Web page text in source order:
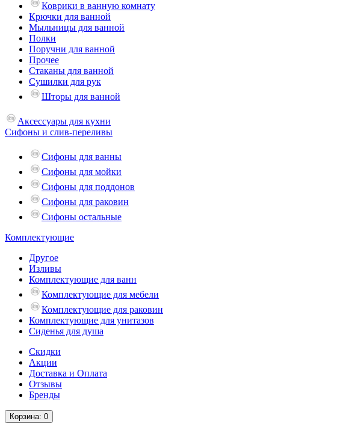
Коврики в ванную комнату
Крючки для ванной
Мыльницы для ванной
Полки
Поручни для ванной
Прочее
Стаканы для ванной
Сушилки для рук
Шторы для ванной
Аксессуары для кухни
Сифоны и слив-переливы
Сифоны для ванны
Сифоны для мойки
Сифоны для поддонов
Сифоны для раковин
Сифоны остальные
Комплектующие
Другое
Изливы
Комплектующие для ванн
Комплектующие для мебели
Комплектующие для раковин
Комплектующие для унитазов
Сиденья для душа
Скидки
Акции
Доставка и Оплата
Отзывы
Бренды
Корзина: 0